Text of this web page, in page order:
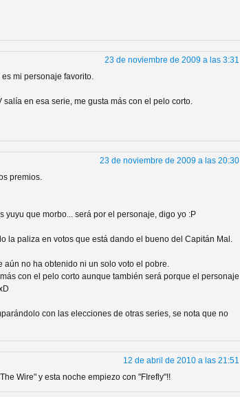
están en peligro de
descubrir la "verdad"
23 de noviembre de 2009 a las 3:31
mi personaje favorito.
en esa serie, me gusta más con el pelo corto.
23 de noviembre de 2009 a las 20:30
premios.
yuyu que morbo... será por el personaje, digo yo :P
la paliza en votos que está dando el bueno del Capitán Mal.
aún no ha obtenido ni un solo voto el pobre.
con el pelo corto aunque también será porque el personaje
con las elecciones de otras series, se nota que no
12 de abril de 2010 a las 21:51
Wire" y esta noche empiezo con "FIrefly"!!